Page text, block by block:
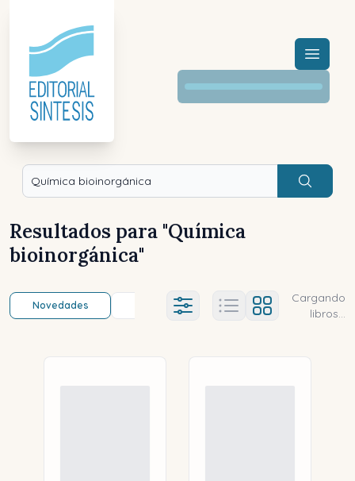
Menú
Buscar
Resultados para "Química
bioinorgánica"
Novedades Título (a-z) Título (z-a)
Ajustes abierto
Cargando
libros...